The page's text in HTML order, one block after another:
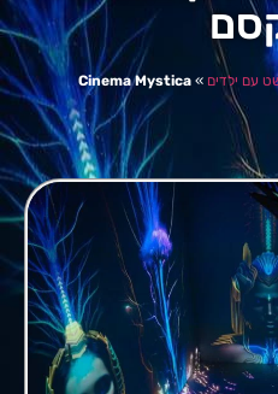
עם ילדים »
Cinema Mystica